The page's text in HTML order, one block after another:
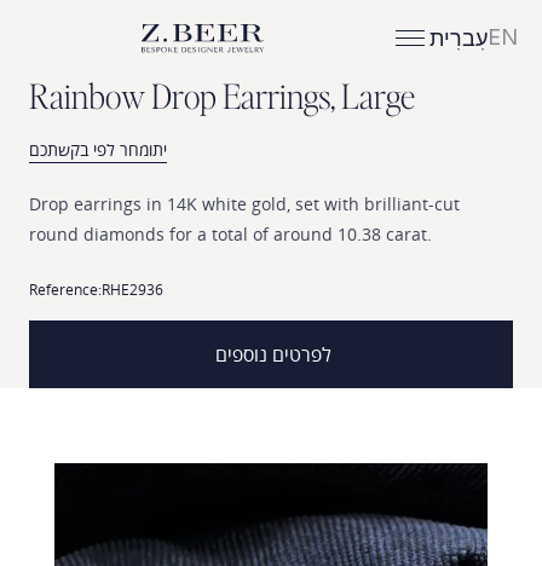
ENעִברִית
RainbowDropEarrings,Large
יתומחר לפי בקשתכם
Drop earrings in 14K white gold, set with brilliant-cut
round diamonds for a total of around 10.38 carat.
Reference:RHE2936
לפרטים נוספים